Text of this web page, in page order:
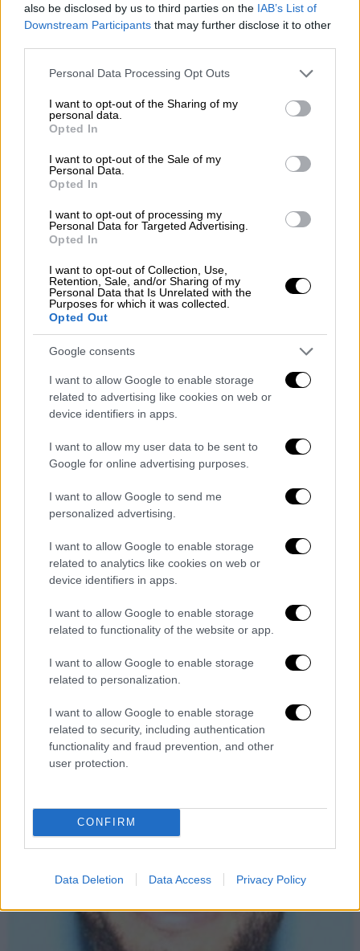
also be disclosed by us to third parties on the IAB’s List of
Downstream Participants that may further disclose it to other
Please note that this website/app uses one or more Google
not limited to your visit or usage behaviour. You may click to
grant or deny consent to Google and its third-party tags to
use your data for below specified purposes in below Google
consent section.
Personal Data Processing Opt Outs
I want to opt-out of the Sharing of my
personal data.
Opted In
I want to opt-out of the Sale of my
Personal Data.
Opted In
I want to opt-out of processing my
Personal Data for Targeted Advertising.
Opted In
I want to opt-out of Collection, Use,
Retention, Sale, and/or Sharing of my
Personal Data that Is Unrelated with the
Purposes for which it was collected.
Opted Out
Google consents
I want to allow Google to enable storage
related to advertising like cookies on web or
device identifiers in apps.
I want to allow my user data to be sent to
Google for online advertising purposes.
I want to allow Google to send me
personalized advertising.
I want to allow Google to enable storage
related to analytics like cookies on web or
device identifiers in apps.
I want to allow Google to enable storage
related to functionality of the website or app.
I want to allow Google to enable storage
related to personalization.
I want to allow Google to enable storage
related to security, including authentication
functionality and fraud prevention, and other
user protection.
CONFIRM
Data Deletion Data Access Privacy Policy
Αθλητισμός|27.04.2026 22:00
Κρητικό γλέντι για τον τροπαιούχο ΟΦΗ!
Πλήθος κόσμου στους δρόμους για να
αποθεώσει τους κυπελλούχους Ελλάδας
επιτυχία του ΟΦΗ
Αθλητισμός |27.04.2026 22:00
Λουτσέσκου: «Οι δύο χειρότεροι μήνες
της ζωής μου - Λυπάμαι πολύ που
απογοητεύσαμε τους οπαδούς του
ΠΑΟΚ»
Ο Ραζβάν Λουτσέσκου μίλησε για όλα όσα